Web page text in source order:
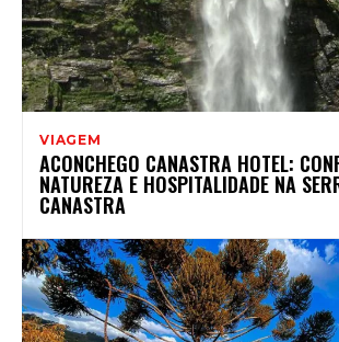
VIAGEM
ACONCHEGO CANASTRA HOTEL:
NATUREZA E HOSPITALIDADE NA
CANASTRA